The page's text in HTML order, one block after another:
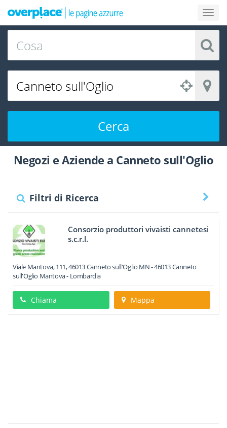
Cerca
Negozi e Aziende a Canneto sull'Oglio
Filtri di Ricerca
Consorzio produttori vivaisti cannetesi
s.c.r.l.
Viale Mantova, 111, 46013 Canneto sull'Oglio MN-46013Canneto
sull'Oglio Mantova - Lombardia
Chiama Mappa